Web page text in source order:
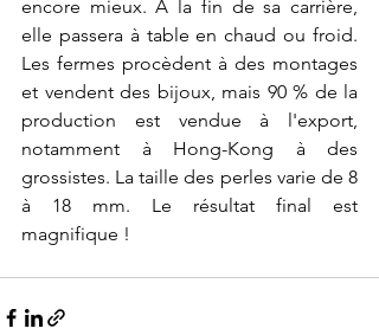
encore mieux. A la fin de sa carrière,
elle passera à table en chaud ou froid.
Les fermes procèdent à des montages
et vendent des bijoux, mais 90 % de la
production est vendue à l'export,
notamment à Hong-Kong à des
grossistes. La taille des perles varie de 8
à 18 mm. Le résultat final est
magnifique !